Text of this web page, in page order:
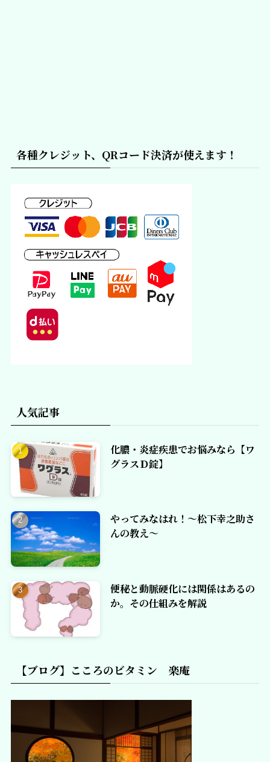
各種クレジット、QRコード決済が使えます！
人気記事
化膿・炎症疾患でお悩みなら【ワ
グラスＤ錠】
やってみなはれ！～松下幸之助さ
んの教え～
便秘と動脈硬化には関係はあるの
か。その仕組みを解説
【ブログ】こころのビタミン 楽庵